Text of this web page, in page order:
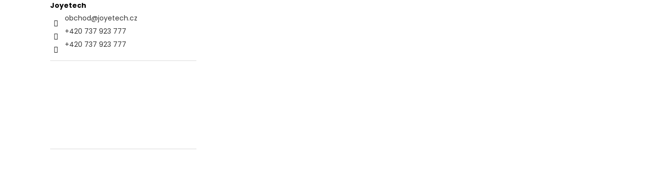
Joyetech
obchod@joyetech.cz
+420 737 923 777
+420 737 923 777